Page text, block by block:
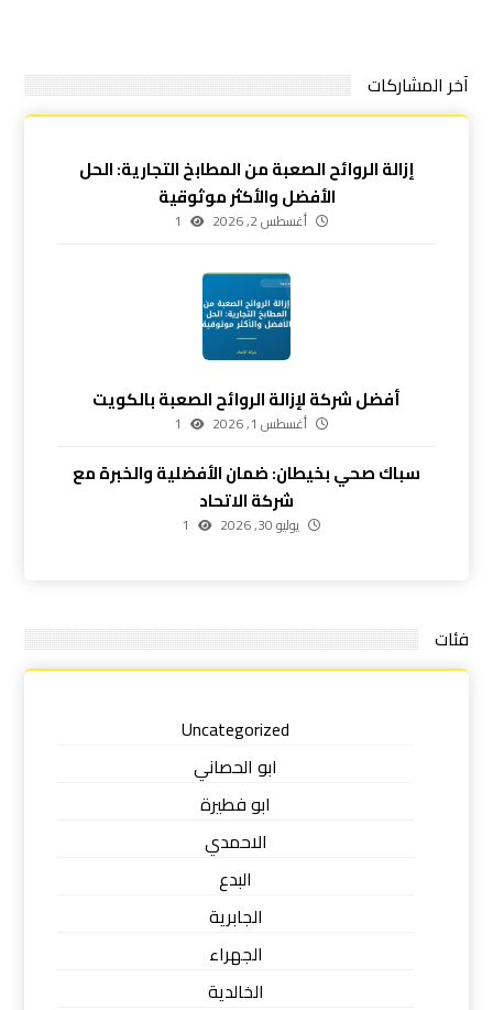
آخر المشاركات
إزالة الروائح الصعبة من المطابخ التجارية: الحل
الأفضل والأكثر موثوقية
أغسطس 2, 2026 1
أفضل شركة لإزالة الروائح الصعبة بالكويت
أغسطس 1, 2026 1
سباك صحي بخيطان: ضمان الأفضلية والخبرة مع
شركة الاتحاد
يوليو 30, 2026 1
فئات
Uncategorized
ابو الحصاني
ابو فطيرة
الاحمدي
البدع
الجابرية
الجهراء
الخالدية